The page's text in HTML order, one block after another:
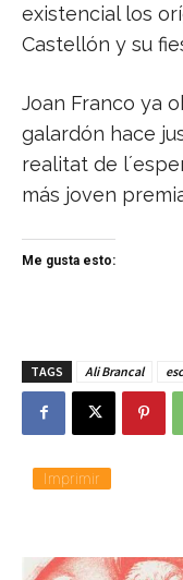
existencial los
Castellón y su
Joan Franco ya
galardón hace
realitat de
más joven
Me gusta esto:
TAGS Ali Brancal
Imprimir